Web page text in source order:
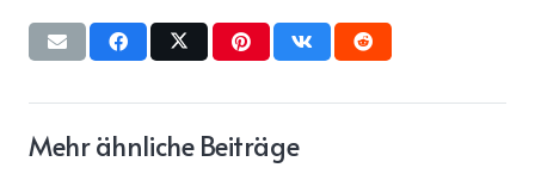
Mehr ähnliche Beiträge